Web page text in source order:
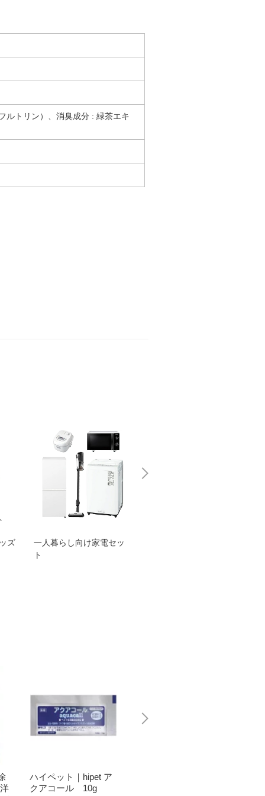
ルトリン）、消臭成分 : 緑茶エキ
ズ
一人暮らし向け家電セッ
ト
ハイペット｜hipet ア
クアコール 10g